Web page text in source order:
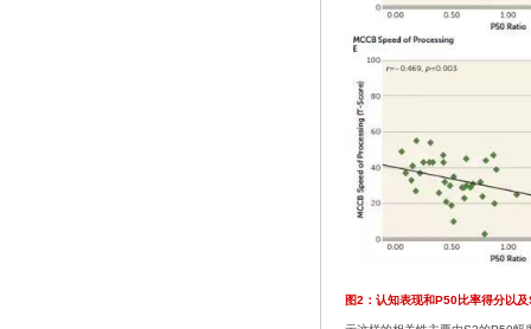
图2：认知表现和P50比率得分以